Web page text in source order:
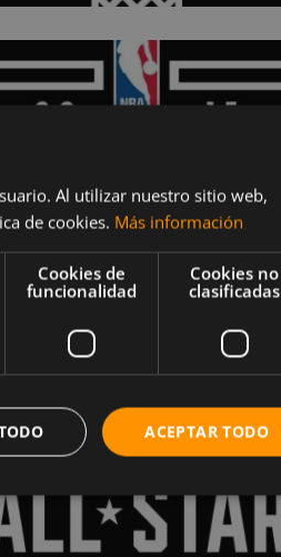
Al utilizar nuestro sitio web,
de cookies. Más información
Cookies de
funcionalidad
Cookies no
clasificadas
ACEPTAR TODO